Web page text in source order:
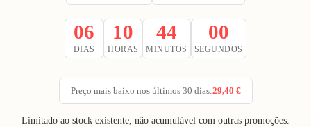
06
DIAS
10
HORAS
43
MINUTOS
59
SEGUNDOS
Preço mais baixo nos últimos 30 dias:29,40 €
Limitado ao stock existente, não acumulável com outras promoções.